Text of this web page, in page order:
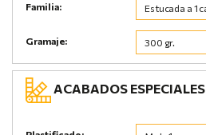
Familia:
Gramaje:
ACABADOS ESPECIALES